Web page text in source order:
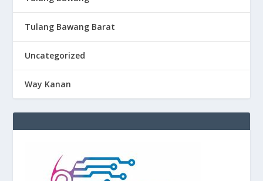
Tulang Bawang Barat
Uncategorized
Way Kanan